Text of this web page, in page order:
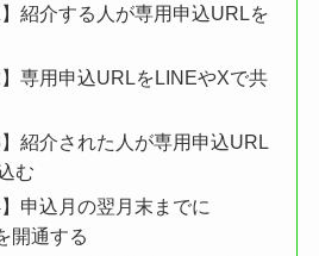
】紹介する人が専用申込URLを
】専用申込URLをLINEやXで共
】紹介された人が専用申込URL
む
】申込月の翌月末までに
開通する